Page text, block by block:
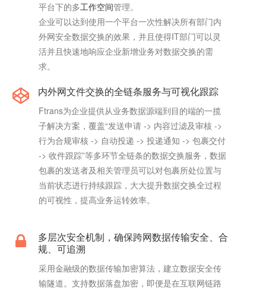
平台下的多工作空间管理。
企业可以达到使用一个平台一次性解决所有部门内
外网安全数据交换的效果，并且使得IT部门可以灵
活并且快速地响应企业新增业务对数据交换的需
求。
内外网文件交换的全链条服务与可视化跟踪
Ftrans为企业提供从业务数据源端到目的端的一揽
子解决方案，覆盖“发送申请 -> 内容过滤及审核 ->
行为合规审核 -> 自动投递 -> 投递通知 -> 包裹交付
-> 收件跟踪”等多环节全链条的数据交换服务，数据
包裹的发送者及相关管理员可以对包裹所处位置与
当前状态进行持续跟踪，大大提升数据交换全过程
的可视性，提高业务运转效率。
多层次安全机制，确保跨网数据传输安全、合
规、可追溯
采用金融级的数据传输加密算法，建立数据安全传
输隧道。支持数据落盘加密，即便是在互联网链路